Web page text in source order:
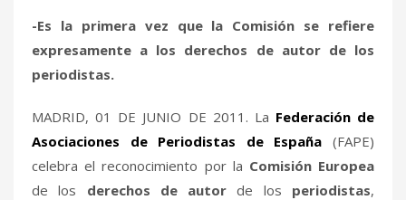
-Es la primera vez que la Comisión se refiere
expresamente a los derechos de autor de los
periodistas.
MADRID, 01 DE JUNIO DE 2011. La Federación de
Asociaciones de Periodistas de España (FAPE)
celebra el reconocimiento por la Comisión Europea
de los derechos de autor de los periodistas,